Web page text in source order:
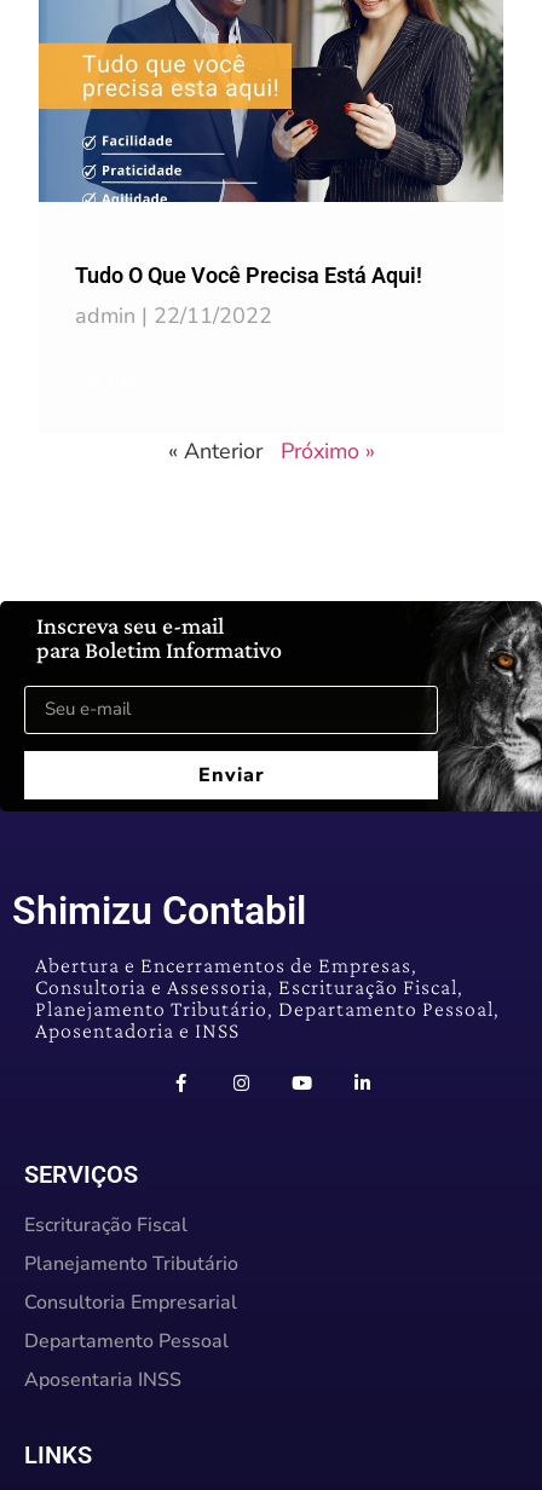
Tudo O Que Você Precisa Está Aqui!
admin 22/11/2022
« Anterior Próximo »
Inscreva seu e-mail
para Boletim Informativo
Enviar
Shimizu Contabil
Abertura e Encerramentos de Empresas,
Consultoria e Assessoria, Escrituração Fiscal,
Planejamento Tributário, Departamento Pessoal,
Aposentadoria e INSS
SERVIÇOS
Escrituração Fiscal
Planejamento Tributário
Consultoria Empresarial
Departamento Pessoal
Aposentaria INSS
LINKS